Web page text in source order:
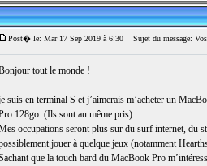
Post� le: Mar 17 Sep 2019 à 6:30 Sujet du message:
tout le monde !
suis en terminal S et j’aimerais m’acheter un
128go. (Ils sont au même pris)
occupations seront plus sur du surf internet, du
jouer à quelque jeux (notamment
que la touch bard du MacBook Pro